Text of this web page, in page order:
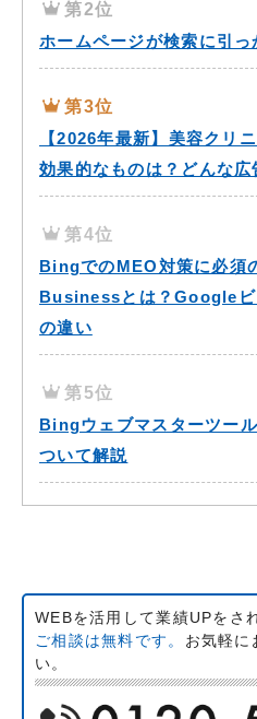
第2位
ホームページが検索に引
第3位
【2026年最新】美容クリ
効果的なものは？どんな広
第4位
BingでのMEO対策に必
Businessとは？Googleビ
の違い
第5位
Bingウェブマスターツー
ついて解説
WEBを活用して業績UPをさ
ご相談は無料です。 お気軽に
い。